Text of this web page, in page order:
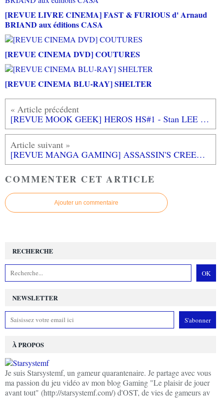
[REVUE LIVRE CINEMA] FAST & FURIOUS d' Arnaud
BRIAND aux éditions CASA
[REVUE CINEMA DVD] COUTURES
[REVUE CINEMA BLU-RAY] SHELTER
[REVUE MOOK GEEK] HEROS HS#1 - Stan LEE Stan the man de A à X
[REVUE MANGA GAMING] ASSASSIN'S CREED - Blade of Shao Jun - Tome 1 de Minoji KURATA aux éditions MANA BOOKS
COMMENTER CET ARTICLE
Ajouter un commentaire
NEWSLETTER
RECHERCHE
À PROPOS
Je suis Starsystemf, un gameur quarantenaire. Je partage avec vous
ma passion du jeu vidéo av mon blog Gaming "Le plaisir de jouer
avant tout" (http://starsystemf.com/) d'OST, de vies de gameurs av